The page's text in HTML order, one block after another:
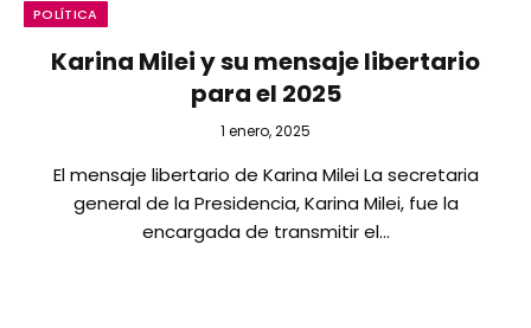
POLÍTICA
Karina Milei y su mensaje libertario
para el 2025
1 enero, 2025
El mensaje libertario de Karina Milei La secretaria
general de la Presidencia, Karina Milei, fue la
encargada de transmitir el…